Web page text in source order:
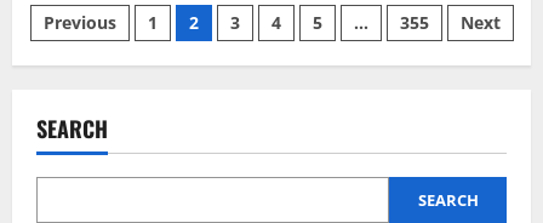
Павлик:
танцівниця,
яка
пройшла
новий
життя
Posts
pagination
Previous 1 2 3 4 5 … 355 Next
SEARCH
SEARCH